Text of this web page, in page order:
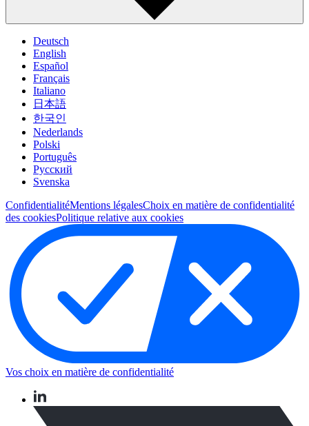
Deutsch
English
Español
Français
Italiano
日本語
한국인
Nederlands
Polski
Português
Pусский
Svenska
ConfidentialitéMentions légalesChoix en matière de confidentialité
des cookiesPolitique relative aux cookies
Vos choix en matière de confidentialité